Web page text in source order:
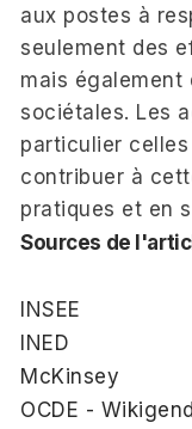
aux postes à
seulement des
mais également
sociétales. Les
particulier
contribuer à
pratiques et en
Sources de
INSEE
INED
McKinsey
OCDE -